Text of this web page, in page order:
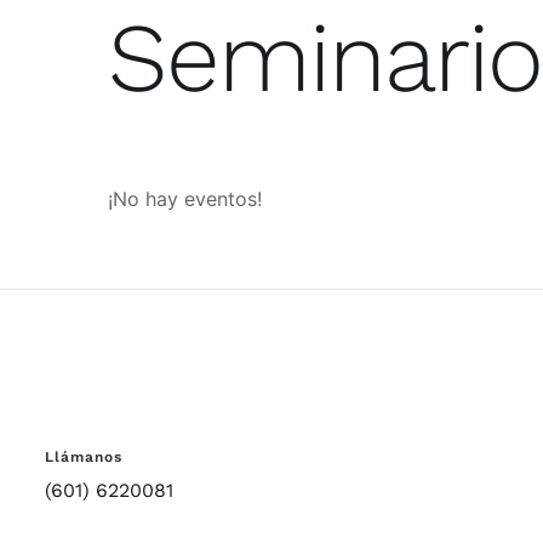
¡No hay eventos!
Llámanos
(601) 6220081